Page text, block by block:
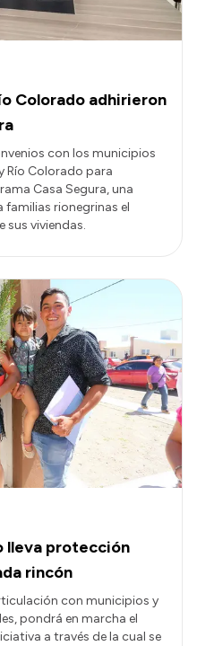
Colorado adhirieron
con los municipios
Río Colorado para
Casa Segura, una
rionegrinas el
sus viviendas.
lleva protección
rincón
con municipios y
pondrá en marcha el
a través de la cual se